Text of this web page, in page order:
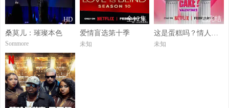
HD
桑莫儿：璀璨本色
Sommore
全12集
爱情盲选第十季
未知
已完结
未知